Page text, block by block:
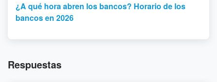
¿A qué hora abren los bancos? Horario de los
bancos en 2026
Respuestas